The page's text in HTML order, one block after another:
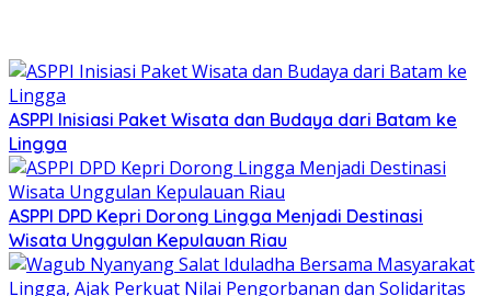
ASPPI Inisiasi Paket Wisata dan Budaya dari Batam ke
Lingga
ASPPI DPD Kepri Dorong Lingga Menjadi Destinasi
Wisata Unggulan Kepulauan Riau